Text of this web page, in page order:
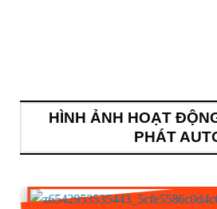
HÌNH ẢNH HOẠT
PHÁT